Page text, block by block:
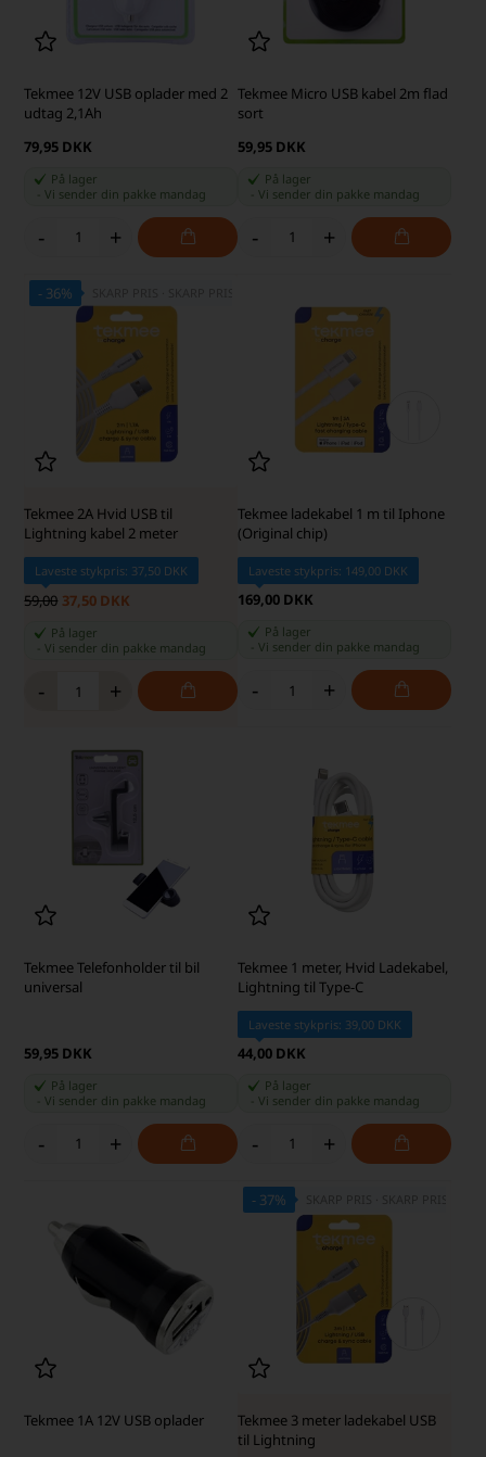
Tekmee 12V USB oplader med 2
udtag 2,1Ah
79,95 DKK
På lager
-Vi sender din pakke mandag
- +
Tekmee Micro USB kabel 2m flad
sort
59,95 DKK
På lager
Vi sender din pakke mandag
- +
- 36%
Tekmee 2A Hvid USB til
Lightning kabel 2 meter
Laveste stykpris: 37,50 DKK
59,00 37,50 DKK
På lager
-Vi sender din pakke mandag
- +
Tekmee ladekabel 1 m til Iphone
(Original chip)
Laveste stykpris: 149,00 DKK
169,00 DKK
På lager
Vi sender din pakke mandag
- +
Tekmee Telefonholder til bil
universal
59,95 DKK
På lager
-Vi sender din pakke mandag
- +
Tekmee 1 meter, Hvid Ladekabel,
Lightning til Type-C
Laveste stykpris: 39,00 DKK
44,00 DKK
På lager
Vi sender din pakke mandag
- +
Tekmee 1A 12V USB oplader
- 37%
Tekmee 3 meter ladekabel USB
til Lightning